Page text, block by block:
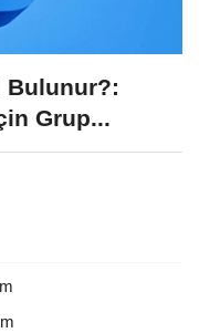
Bulunur?:
Grup...